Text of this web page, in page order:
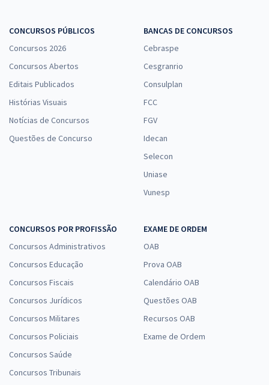
CONCURSOS PÚBLICOS
Concursos 2026
Concursos Abertos
Editais Publicados
Histórias Visuais
Notícias de Concursos
Questões de Concurso
BANCAS DE CONCURSOS
Cebraspe
Cesgranrio
Consulplan
FCC
FGV
Idecan
Selecon
Uniase
Vunesp
CONCURSOS POR PROFISSÃO
Concursos Administrativos
Concursos Educação
Concursos Fiscais
Concursos Jurídicos
Concursos Militares
Concursos Policiais
Concursos Saúde
Concursos Tribunais
EXAME DE ORDEM
OAB
Prova OAB
Calendário OAB
Questões OAB
Recursos OAB
Exame de Ordem